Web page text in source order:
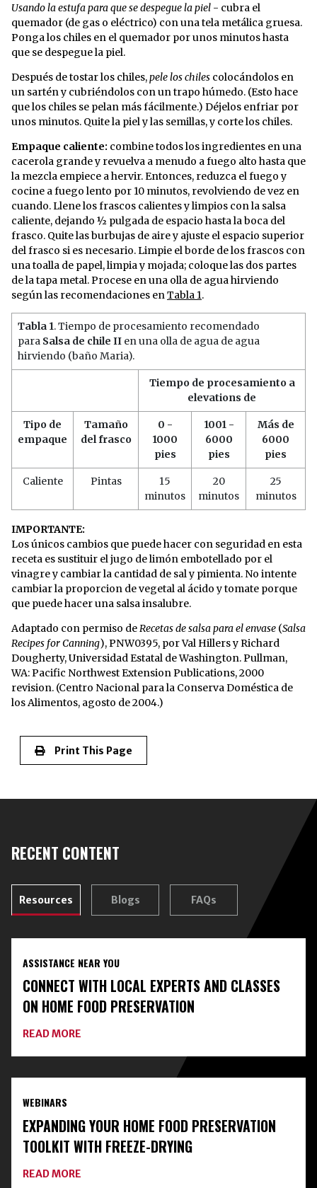
Usando la estufa para que se despegue la piel - cubra el
quemador (de gas o eléctrico) con una tela metálica gruesa.
Ponga los chiles en el quemador por unos minutos hasta
que se despegue la piel.
Después de tostar los chiles,pele los chiles colocándolos en
un sartén y cubriéndolos con un trapo húmedo. (Esto hace
que los chiles se pelan más fácilmente.) Déjelos enfriar por
unos minutos. Quite la piel y las semillas, y corte los chiles.
Empaque caliente: combine todos los ingredientes en una
cacerola grande y revuelva a menudo a fuego alto hasta que
la mezcla empiece a hervir. Entonces, reduzca el fuego y
cocine a fuego lento por 10 minutos, revolviendo de vez en
cuando. Llene los frascos calientes y limpios con la salsa
caliente, dejando ½ pulgada de espacio hasta la boca del
frasco. Quite las burbujas de aire y ajuste el espacio superior
del frasco si es necesario. Limpie el borde de los frascos con
una toalla de papel, limpia y mojada; coloque las dos partes
de la tapa metal. Procese en una olla de agua hirviendo
según las recomendaciones enTabla 1.
Tabla 1. Tiempo de procesamiento recomendado
para Salsa de chile II en una olla de agua de agua
hirviendo (baño Maria).
Tiempo de procesamiento a
elevations de
Tipo de
empaque
Tamaño
del frasco
0 -
1000
pies
1001 -
6000
pies
Más de
6000
pies
Caliente Pintas
15
minutos
20
minutos
25
minutos
IMPORTANTE:
Los únicos cambios que puede hacer con seguridad en esta
receta es sustituir el jugo de limón embotellado por el
vinagre y cambiar la cantidad de sal y pimienta. No intente
cambiar la proporcion de vegetal al ácido y tomate porque
que puede hacer una salsa insalubre.
Adaptado con permiso deRecetas de salsa para el envase (Salsa
Recipes for Canning), PNW0395, por Val Hillers y Richard
Dougherty, Universidad Estatal de Washington. Pullman,
WA: Pacific Northwest Extension Publications, 2000
revision. (Centro Nacional para la Conserva Doméstica de
los Alimentos, agosto de 2004.)
Print This Page
RECENT CONTENT
Resources Blogs FAQs
ASSISTANCE NEAR YOU
CONNECT WITH LOCAL EXPERTS AND CLASSES
ON HOME FOOD PRESERVATION
READ MORE
WITH
EXPERTS
HOME
FOOD
PRESERVATION
WEBINARS
EXPANDING YOUR HOME FOOD PRESERVATION
TOOLKIT WITH FREEZE-DRYING
READ MORE